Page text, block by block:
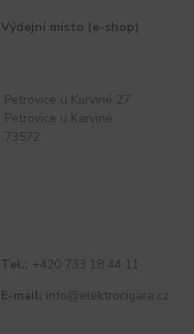
Výdejní místo (e-shop)
Petrovice u Karviné 27
Petrovice u Karviné
73572
Tel.: +420 733 18 44 11
E-mail: info@elektrocigara.cz